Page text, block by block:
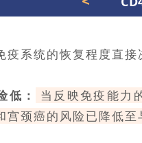
疫系统的恢复程度直接
低：
当反映免疫能力
宫颈癌的风险已降低至